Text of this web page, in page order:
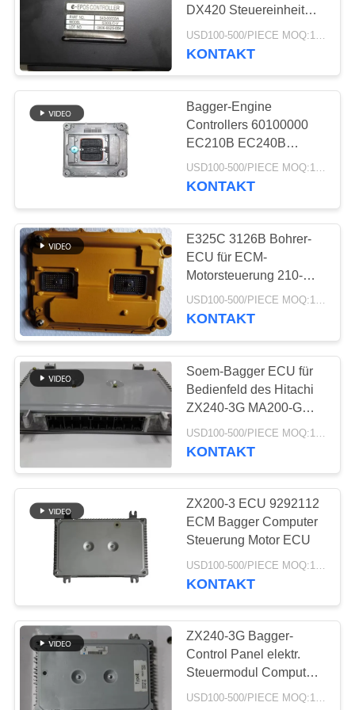
PRIVACY
POLICY
Herumdrehender
Ring Bearing
Bagger Foot Pedal
Valve
48
Hydraulikpumpe des
Baggers
371
Bagger-
hydraulische Teile
492
DX420 Steuereinheit
Bagger-Controller 543-
00055 543-00055a 543-
USD100-500/PIECE MOQ:1-teilig
KONTAKT
Bagger-Engine
Controllers 60100000
EC210B EC240B
EC290B EC360B ECU
Bedienfeld 14518349
USD100-500/PIECE MOQ:1-teilig
KONTAKT
E325C 3126B Bohrer-
ECU für ECM-
Motorsteuerung 210-
0848 Steuermodul
USD100-500/PIECE MOQ:1-teilig
KONTAKT
Soem-Bagger ECU für
Bedienfeld des Hitachi
ZX240-3G MA200-G
ZX240-3G elektr.
Steuermodul Computer-
KONTAKT
ZX200-3 ECU 9292112
ECM Bagger Computer
Steuerung Motor ECU
USD100-500/PIECE MOQ:1-teilig
KONTAKT
ZX240-3G Bagger-
Control Panel elektr.
Steuermodul Computer-
Brett 9322519 ECU-
USD100-500/PIECE MOQ:1-teilig